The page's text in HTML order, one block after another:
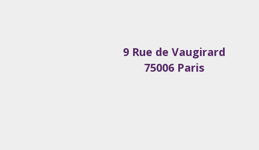
9 Rue de Vaugirard
75006 Paris